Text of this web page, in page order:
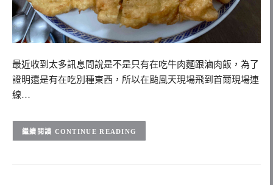
最近收到太多訊息問說是不是只有在吃牛肉麵跟滷肉飯，為了
證明還是有在吃別種東西，所以在颱風天現場飛到首爾現場連
線…
CONTINUE READING